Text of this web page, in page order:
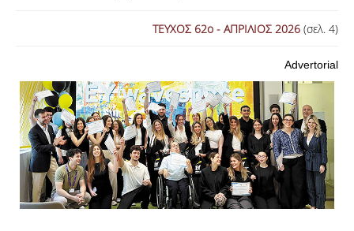
ΕΠΙΚΟΙΝΩΝΙΑ
ΤΕΥΧΟΣ 62ο - ΑΠΡΙΛΙΟΣ 2026 (σελ. 4)
Advertorial